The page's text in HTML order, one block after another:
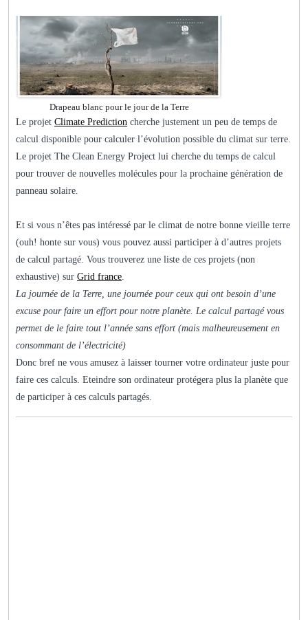
Drapeau blanc pour le jour de la Terre
Le projet Climate Prediction cherche justement un peu de temps de
calcul disponible pour calculer l’évolution possible du climat sur terre.
Le projet The Clean Energy Project lui cherche du temps de calcul
pour trouver de nouvelles molécules pour la prochaine génération de
panneau solaire.
Et si vous n’êtes pas intéressé par le climat de notre bonne vieille terre
(ouh! honte sur vous) vous pouvez aussi participer à d’autres projets
de calcul partagé. Vous trouverez une liste de ces projets (non
exhaustive) sur Grid france.
La journée de la Terre, une journée pour ceux qui ont besoin d’une
excuse pour faire un effort pour notre planète. Le calcul partagé vous
permet de le faire tout l’année sans effort (mais malheureusement en
consommant de l’électricité)
Donc bref ne vous amusez à laisser tourner votre ordinateur juste pour
faire ces calculs. Eteindre son ordinateur protégera plus la planète que
de participer à ces calculs partagés.